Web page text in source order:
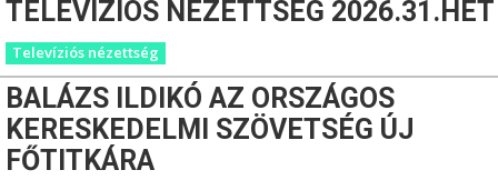
TELEVÍZIÓS NÉZETTSÉG 2026.31.HÉT
Televíziós nézettség
BALÁZS ILDIKÓ AZ ORSZÁGOS
KERESKEDELMI SZÖVETSÉG ÚJ
FŐTITKÁRA